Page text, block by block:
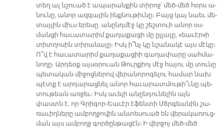
տեղ ալ նշուած է ա­պա­րան­քին տի­րոջ՝ մեծ-մեծ հօրս ա­
նու­նը, ա­նոր ազ­գա­յին ինք­նու­թիւ­նը։ Բայց կայ նաեւ մե­
տայ­լին միւս ե­րե­սը. ա­նընդ­մէջ կը շեշ­տուի ա­նոր օս­
ման­ցի հա­ւա­տա­րիմ քա­ղա­քա­ցի մը ըլ­լա­լը, «եա­ւէ­ր»ի
տիտ­ղո­սին տի­րա­նա­լը։ Իսկ ի՞նչ կը նշա­նա­կէ այս մէ­կը։
Ո՞վ է հա­ւա­տա­րիմ քա­ղա­քա­ցիի գա­ղա­փա­րը սահ­մա­
նո­ղը։ Ար­դեօք այ­սօ­րուան Թուր­քիոյ մէջ հա­յու մը տու­նը
պե­տա­կան մի­ջոց­նե­րով վե­րա­նո­րո­գե­լու հա­մար նախ
պէտք է ար­դա­րաց­նել ա­նոր հա­ւա­րատ­մու­թի՞ւ­նը պե­
տու­թեան առ­ջեւ։ Իսկ ա­ւե­լի ա­նըն­դու­նե­լին այն
փաստն է, որ Գրի­գոր-Եա­ւէր է­ֆեն­տի Մճրգեա­նին շա­
ռա­ւիղ­նե­րը ամ­բող­ջո­վին ան­տե­սուած են վե­րա­կա­ռուց­
ման այս ամ­բողջ գոր­ծըն­թա­ցէն։ Ի վեր­ջոյ մեծ-մեծ